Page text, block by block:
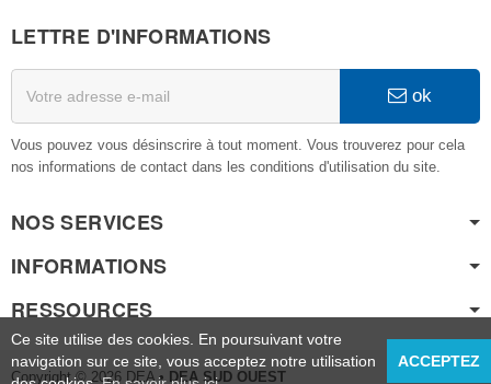
LETTRE D'INFORMATIONS
ok
Vous pouvez vous désinscrire à tout moment. Vous trouverez pour cela
nos informations de contact dans les conditions d'utilisation du site.
NOS SERVICES
INFORMATIONS
RESSOURCES
Copyright © 2026 DEA • DEA SUD OUEST
Ce site utilise des cookies. En poursuivant votre
navigation sur ce site, vous acceptez notre utilisation
ACCEPTEZ